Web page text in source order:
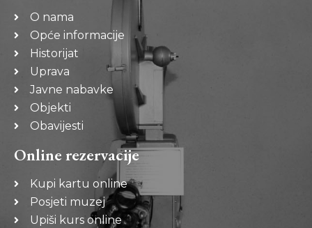
O nama
Opće informacije
Historijat
Uprava
Javne nabavke
Objekti
Obavijesti
Online rezervacije
Kupi kartu online
Posjeti muzej
Upiši kurs online